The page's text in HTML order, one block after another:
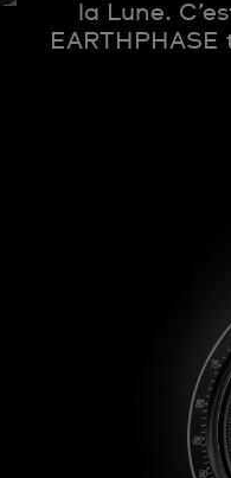
la Lune.